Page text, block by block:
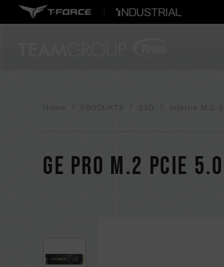
Home PRODUKTE SSD Interne M.2-
GE PRO M.2 PCIe